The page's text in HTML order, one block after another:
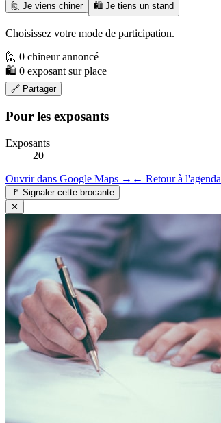
🙋 Je viens chiner 🛍️ Je tiens un stand
Choisissez votre mode de participation.
🙋 0 chineur annoncé
🛍️ 0 exposant sur place
🔗 Partager
Pour les exposants
Exposants
20
Ouvrir dans Google Maps → ← Retour à l'agenda
🚩 Signaler cette brocante
✕